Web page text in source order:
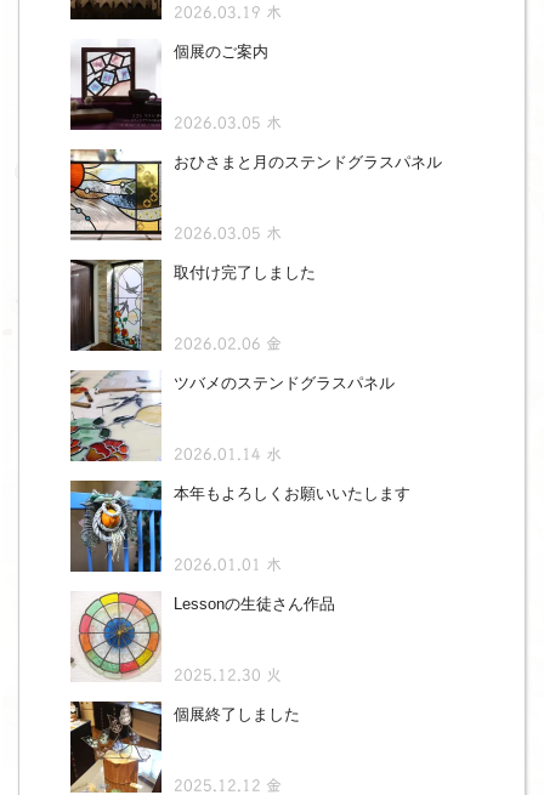
2026.03.19 木
個展のご案内
2026.03.05 木
おひさまと月のステンドグラスパネル
2026.03.05 木
取付け完了しました
2026.02.06 金
ツバメのステンドグラスパネル
2026.01.14 水
本年もよろしくお願いいたします
2026.01.01 木
Lessonの生徒さん作品
2025.12.30 火
個展終了しました
2025.12.12 金